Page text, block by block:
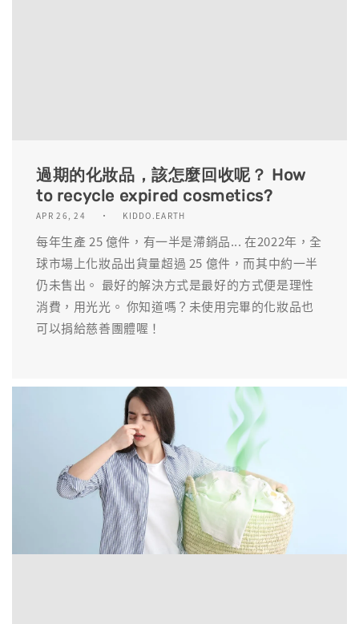
過期的化妝品，該怎麼回收呢？ How
to recycle expired cosmetics?
APR 26, 24 KIDDO.EARTH
每年生產 25 億件，有一半是滯銷品... 在2022年，全
球市場上化妝品出貨量超過 25 億件，而其中約一半
仍未售出。 最好的解決方式是最好的方式便是理性
消費，用光光。 你知道嗎？未使用完畢的化妝品也
可以捐給慈善團體喔！